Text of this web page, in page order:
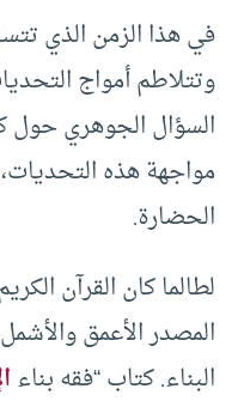
في هذا الزمن الذي
وتتلاطم أمواج
السؤال الجوهري حول
مواجهة هذه
الحضارة.
لطالما كان القرآن
المصدر الأعمق
البناء. كتاب “فقه بناء